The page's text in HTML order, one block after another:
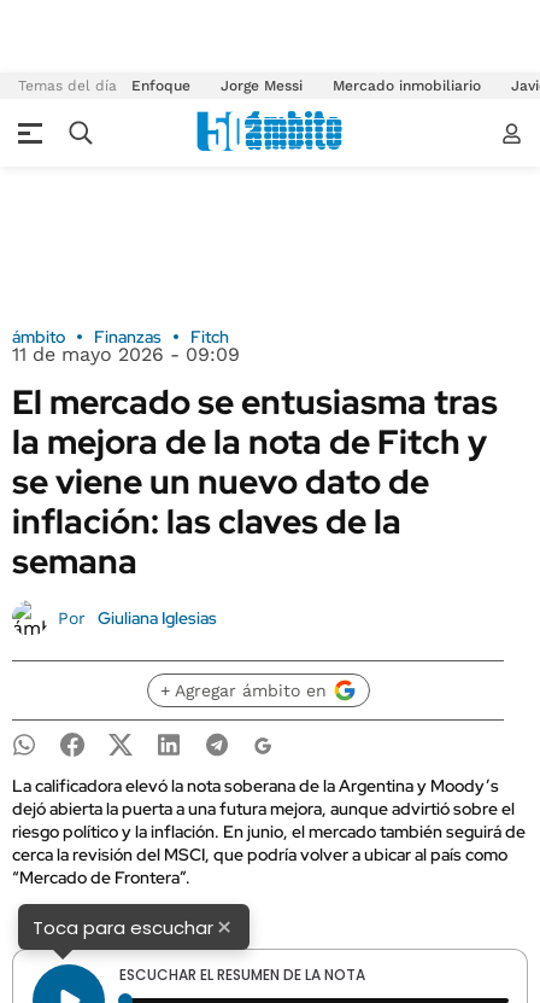
Temas del día Enfoque Jorge Messi Mercado inmobiliario
ámbito Finanzas Fitch
11 de mayo 2026 - 09:09
El mercado se entusiasma tras
la mejora de la nota de Fitch y
se viene un nuevo dato de
inflación: las claves de la
semana
Por Giuliana Iglesias
+ Agregar ámbito en
La calificadora elevó la nota soberana de la Argentina y Moody’s
dejó abierta la puerta a una futura mejora, aunque advirtió sobre el
riesgo político y la inflación. En junio, el mercado también seguirá de
cerca la revisión del MSCI, que podría volver a ubicar al país como
“Mercado de Frontera”.
Toca para escuchar×
ESCUCHAR EL RESUMEN DE LA NOTA